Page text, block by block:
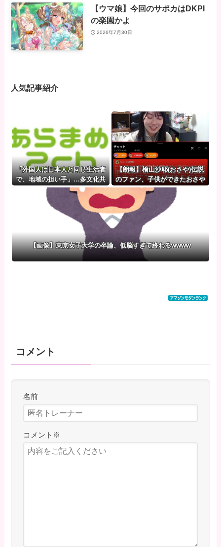
【ウマ娘】今回のサポカはDKPI
の楽園かよ
2026年7月30日
人気記事紹介
「外国人は日本人と同じ生活者
で、地域の担い手」…多文化共
生実現への提言、全国知事会が
政府に提出 [少考さん★]
【朗報】檜山沙耶(おさや)伝説
のファン、子供ができたおさや
への正直な気持ちを語るｗ
【画像】東京女子大学の卒論、低脳すぎて終わるwwww
コメント
名前
コメント ※